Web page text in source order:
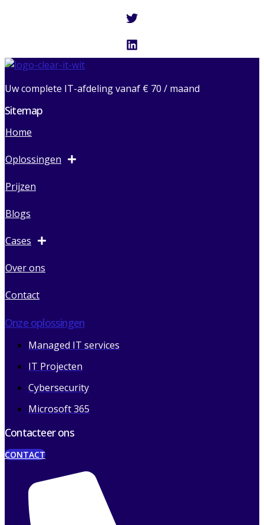
Uw complete IT-afdeling vanaf € 70 / maand
Sitemap
Home
Oplossingen
Prijzen
Blogs
Cases
Over ons
Contact
Onze oplossingen
Managed IT services
IT Projecten
Cybersecurity
Microsoft 365
Contacteer ons
CONTACT